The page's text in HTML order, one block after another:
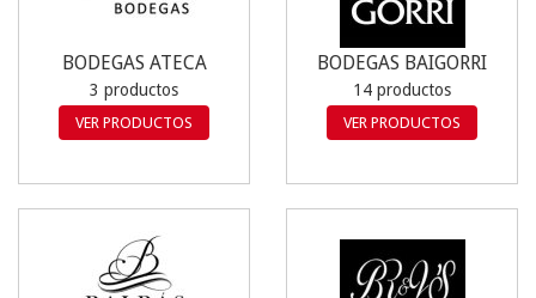
BODEGAS ATECA
3 productos
VER PRODUCTOS
BODEGAS BAIGORRI
14 productos
VER PRODUCTOS